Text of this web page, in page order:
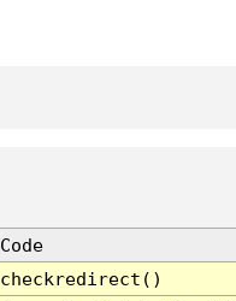
Code
checkredirect()